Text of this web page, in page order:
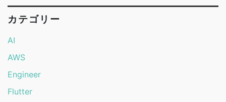
カテゴリー
AI
AWS
Engineer
Flutter